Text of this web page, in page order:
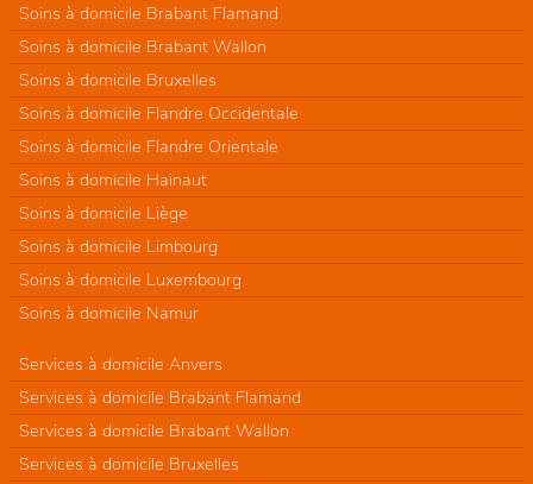
Soins à domicile Brabant Flamand
Soins à domicile Brabant Wallon
Soins à domicile Bruxelles
Soins à domicile Flandre Occidentale
Soins à domicile Flandre Orientale
Soins à domicile Hainaut
Soins à domicile Liège
Soins à domicile Limbourg
Soins à domicile Luxembourg
Soins à domicile Namur
Services à domicile Anvers
Services à domicile Brabant Flamand
Services à domicile Brabant Wallon
Services à domicile Bruxelles